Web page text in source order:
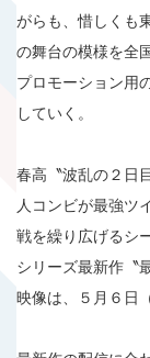
がらも、惜しくも
の舞台の模様を全
プロモーション用
していく。
春高〝波乱の２日
人コンビが最強ツ
戦を繰り広げるシ
シリーズ最新作〝
映像は、５月６日